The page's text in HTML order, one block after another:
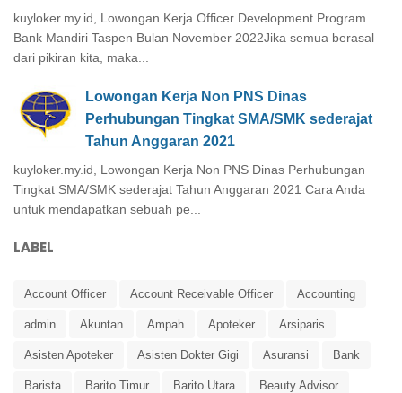
kuyloker.my.id, Lowongan Kerja Officer Development Program
Bank Mandiri Taspen Bulan November 2022Jika semua berasal
dari pikiran kita, maka...
Lowongan Kerja Non PNS Dinas
Perhubungan Tingkat SMA/SMK sederajat
Tahun Anggaran 2021
kuyloker.my.id, Lowongan Kerja Non PNS Dinas Perhubungan
Tingkat SMA/SMK sederajat Tahun Anggaran 2021 Cara Anda
untuk mendapatkan sebuah pe...
LABEL
Account Officer Account Receivable Officer Accounting
admin Akuntan Ampah Apoteker Arsiparis
Asisten Apoteker Asisten Dokter Gigi Asuransi Bank
Barista Barito Timur Barito Utara Beauty Advisor